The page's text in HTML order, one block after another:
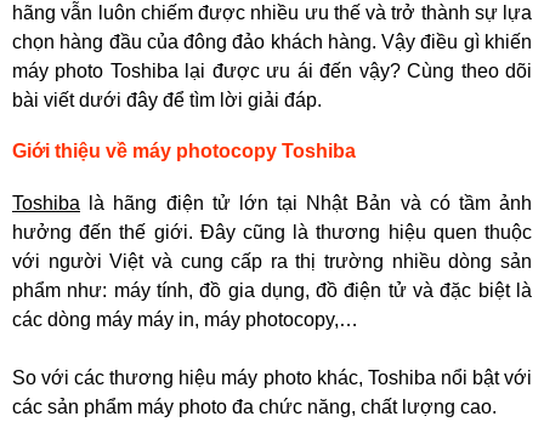
hãng vẫn luôn chiếm được nhiều ưu thế và trở thành sự lựa
chọn hàng đầu của đông đảo khách hàng. Vậy điều gì khiến
máy photo Toshiba lại được ưu ái đến vậy? Cùng theo dõi
bài viết dưới đây để tìm lời giải đáp.
Giới thiệu về máy photocopy Toshiba
Toshiba là hãng điện tử lớn tại Nhật Bản và có tầm ảnh
hưởng đến thế giới. Đây cũng là thương hiệu quen thuộc
với người Việt và cung cấp ra thị trường nhiều dòng sản
phẩm như: máy tính, đồ gia dụng, đồ điện tử và đặc biệt là
các dòng máy máy in, máy photocopy,…
So với các thương hiệu máy photo khác, Toshiba nổi bật với
các sản phẩm máy photo đa chức năng, chất lượng cao.